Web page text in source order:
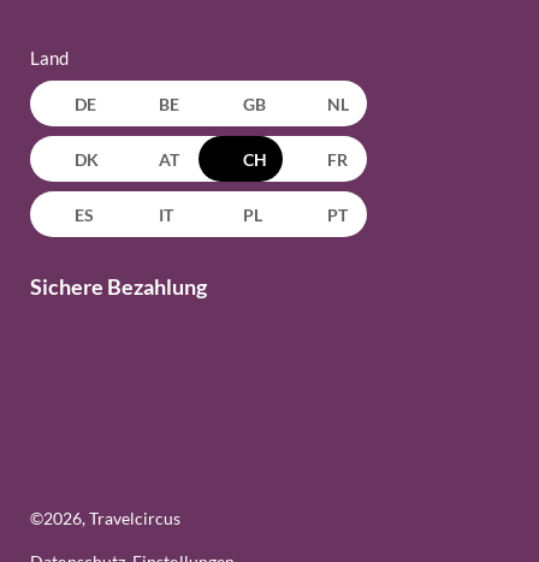
Land
DE BE GB NL
DK AT CH FR
ES IT PL PT
Sichere Bezahlung
©2026, Travelcircus